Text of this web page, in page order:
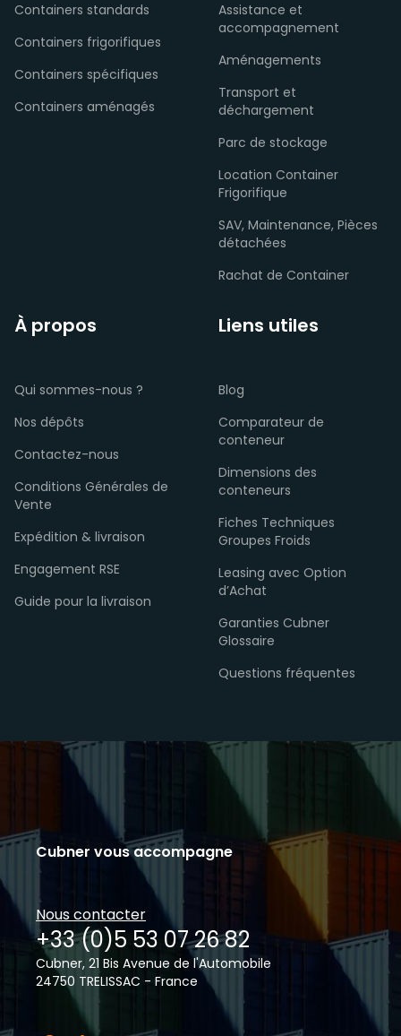
Cubner vous accompagne
Nous contacter
+33 (0)5 53 07 26 82
Cubner, 21 Bis Avenue de l'Automobile
24750 TRELISSAC - France
Containers standards
Containers frigorifiques
Containers spécifiques
Containers aménagés
Assistance et
accompagnement
Aménagements
Transport et
déchargement
Parc de stockage
Location Container
Frigorifique
SAV, Maintenance, Pièces
détachées
Rachat de Container
À propos
Qui sommes-nous ?
Nos dépôts
Contactez-nous
Conditions Générales de
Vente
Expédition & livraison
Engagement RSE
Guide pour la livraison
Liens utiles
Blog
Comparateur de
conteneur
Dimensions des
conteneurs
Fiches Techniques
Groupes Froids
Leasing avec Option
d’Achat
Garanties Cubner
Glossaire
Questions fréquentes